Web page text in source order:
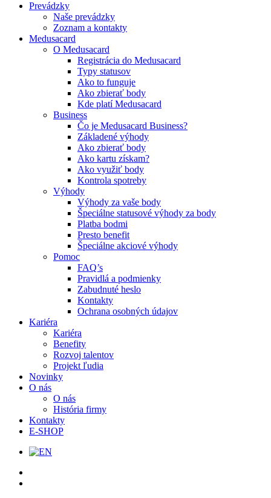
Prevádzky
Naše prevádzky
Zoznam a kontakty
Medusacard
O Medusacard
Registrácia do Medusacard
Typy statusov
Ako to funguje
Ako zbierať body
Kde platí Medusacard
Business
Čo je Medusacard Business?
Základené výhody
Ako zbierať body
Ako kartu získam?
Ako využiť body
Kontrola spotreby
Výhody
Výhody za vaše body
Špeciálne statusové výhody za body
Platba bodmi
Presto benefit
Špeciálne akciové výhody
Pomoc
FAQ’s
Pravidlá a podmienky
Zabudnuté heslo
Kontakty
Ochrana osobných údajov
Kariéra
Kariéra
Benefity
Rozvoj talentov
Projekt ľudia
Novinky
O nás
O nás
História firmy
Kontakty
E-SHOP